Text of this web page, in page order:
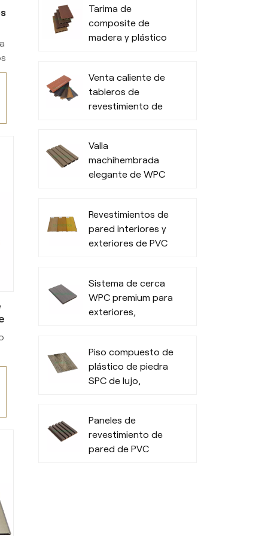
Tarima de
composite de
madera y plástico
lijado.
Venta caliente de
tableros de
revestimiento de
oficinas
Valla
machihembrada
elegante de WPC
Revestimientos de
pared interiores y
exteriores de PVC
Sistema de cerca
WPC premium para
exteriores,
tipo de clima
Piso compuesto de
plástico de piedra
SPC de lujo,
Paneles de
revestimiento de
pared de PVC